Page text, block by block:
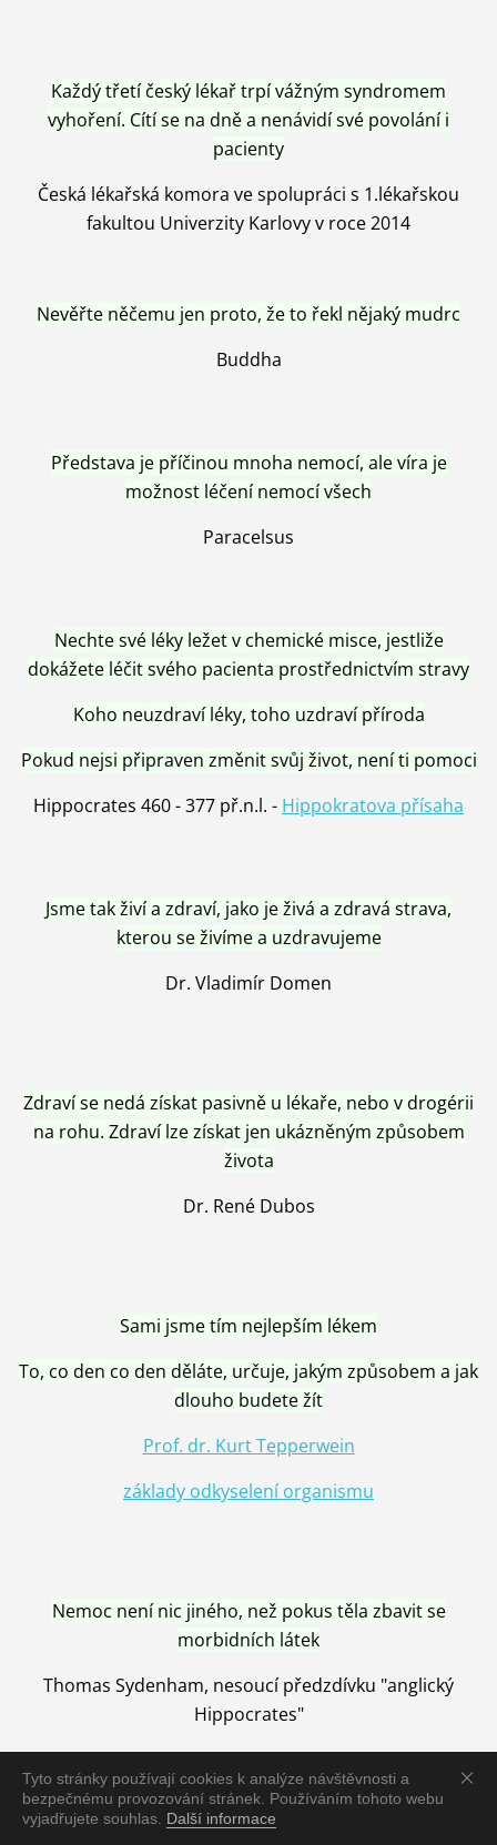
Tyto stránky používají cookies k analýze návštěvnosti a
bezpečnému provozování stránek. Používáním tohoto webu
vyjadřujete souhlas. Další informace
Každý třetí český lékař trpí vážným syndromem
vyhoření. Cítí se na dně a nenávidí své povolání i
pacienty
Česká lékařská komora ve spolupráci s 1.lékařskou
fakultou Univerzity Karlovy v roce 2014
Nevěřte něčemu jen proto, že to řekl nějaký mudrc
Buddha
Představa je příčinou mnoha nemocí, ale víra je
možnost léčení nemocí všech
Paracelsus
Nechte své léky ležet v chemické misce, jestliže
dokážete léčit svého pacienta prostřednictvím stravy
Koho neuzdraví léky, toho uzdraví příroda
Pokud nejsi připraven změnit svůj život, není ti pomoci
Hippocrates 460 - 377 př.n.l. - Hippokratova přísaha
Jsme tak živí a zdraví, jako je živá a zdravá strava,
kterou se živíme a uzdravujeme
Dr. Vladimír Domen
Zdraví se nedá získat pasivně u lékaře, nebo v drogérii
na rohu. Zdraví lze získat jen ukázněným způsobem
života
Dr. René Dubos
Sami jsme tím nejlepším lékem
To, co den co den děláte, určuje, jakým způsobem a jak
dlouho budete žít
Prof. dr. Kurt Tepperwein
základy odkyselení organismu
Nemoc není nic jiného, než pokus těla zbavit se
morbidních látek
Thomas Sydenham, nesoucí předzdívku "anglický
Hippocrates"
Nemoc je vyléčena jen pomocí Přírody, neutralizací a